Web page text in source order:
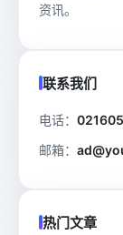
资讯。
联系我们
电话：
邮箱：
热门文章